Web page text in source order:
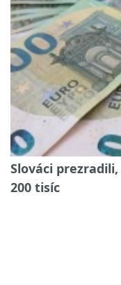
Slováci
200 tisíc